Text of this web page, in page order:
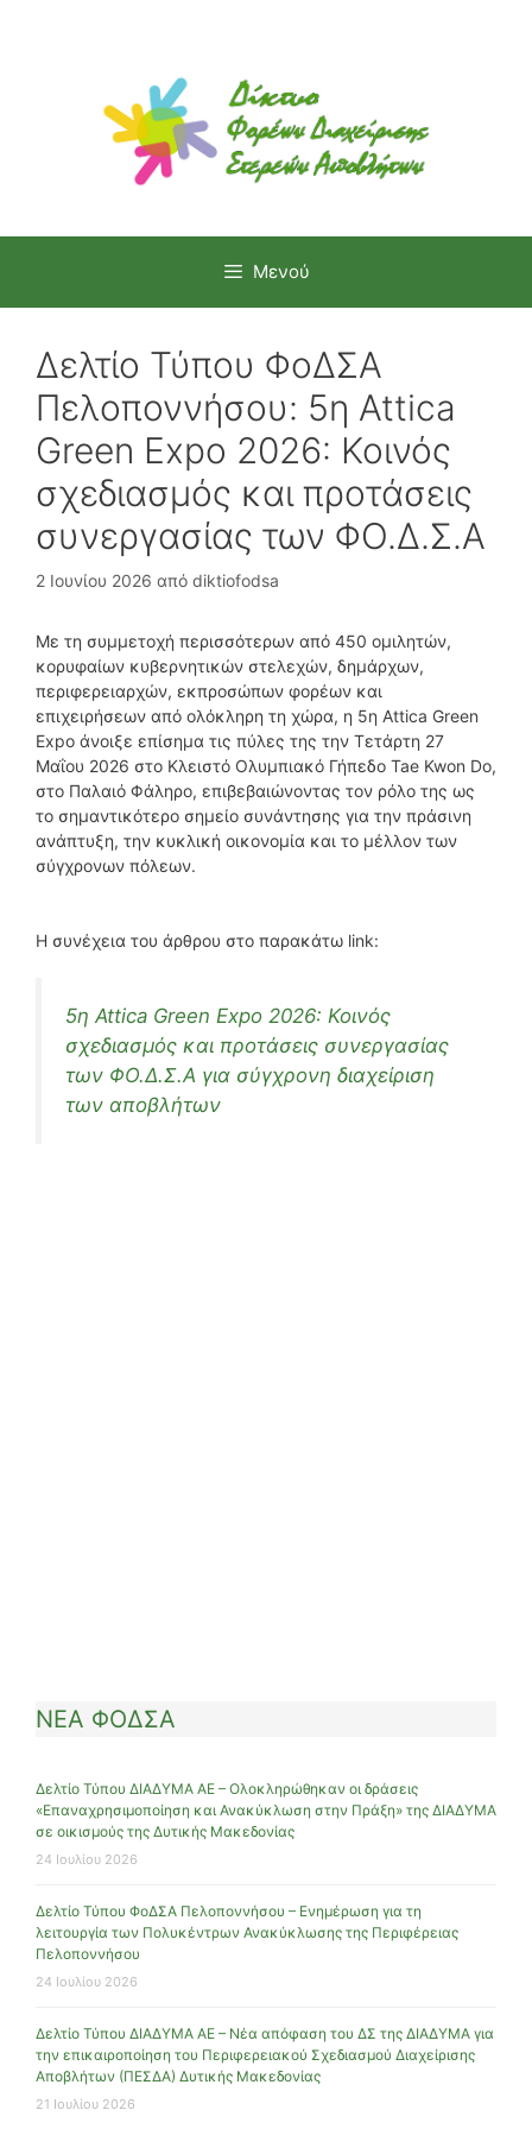
Μενού
Δελτίο Τύπου ΦοΔΣΑ
Πελοποννήσου: 5η Attica
Green Expo 2026: Κοινός
σχεδιασμός και προτάσεις
συνεργασίας των ΦΟ.Δ.Σ.Α
2 Ιουνίου 2026 από diktiofodsa
Με τη συμμετοχή περισσότερων από 450 ομιλητών,
κορυφαίων κυβερνητικών στελεχών, δημάρχων,
περιφερειαρχών, εκπροσώπων φορέων και
επιχειρήσεων από ολόκληρη τη χώρα, η 5η Attica Green
Expo άνοιξε επίσημα τις πύλες της την Τετάρτη 27
Μαΐου 2026 στο Κλειστό Ολυμπιακό Γήπεδο Tae Kwon Do,
στο Παλαιό Φάληρο, επιβεβαιώνοντας τον ρόλο της ως
το σημαντικότερο σημείο συνάντησης για την πράσινη
ανάπτυξη, την κυκλική οικονομία και το μέλλον των
σύγχρονων πόλεων.
Η συνέχεια του άρθρου στο παρακάτω link:
5η Attica Green Expo 2026: Κοινός
σχεδιασμός και προτάσεις συνεργασίας
των ΦΟ.Δ.Σ.Α για σύγχρονη διαχείριση
των αποβλήτων
ΝΕΑ ΦΟΔΣΑ
Δελτίο Τύπου ΔΙΑΔΥΜΑ ΑΕ – Ολοκληρώθηκαν οι δράσεις
«Επαναχρησιμοποίηση και Ανακύκλωση στην Πράξη» της ΔΙΑΔΥΜΑ
σε οικισμούς της Δυτικής Μακεδονίας
24 Ιουλίου 2026
Δελτίο Τύπου ΦοΔΣΑ Πελοποννήσου – Ενημέρωση για τη
λειτουργία των Πολυκέντρων Ανακύκλωσης της Περιφέρειας
Πελοποννήσου
24 Ιουλίου 2026
Δελτίο Τύπου ΔΙΑΔΥΜΑ ΑΕ – Νέα απόφαση του ΔΣ της ΔΙΑΔΥΜΑ για
την επικαιροποίηση του Περιφερειακού Σχεδιασμού Διαχείρισης
Αποβλήτων (ΠΕΣΔΑ) Δυτικής Μακεδονίας
21 Ιουλίου 2026